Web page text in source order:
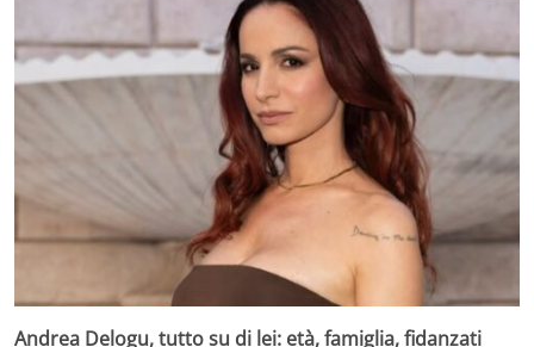
Andrea Delogu, tutto su di lei: età, famiglia, fidanzati